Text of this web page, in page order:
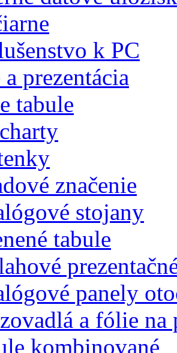
k PC
prezentácia
tabule
značenie
stojany
tabule
panely
a fólie na
kombinované